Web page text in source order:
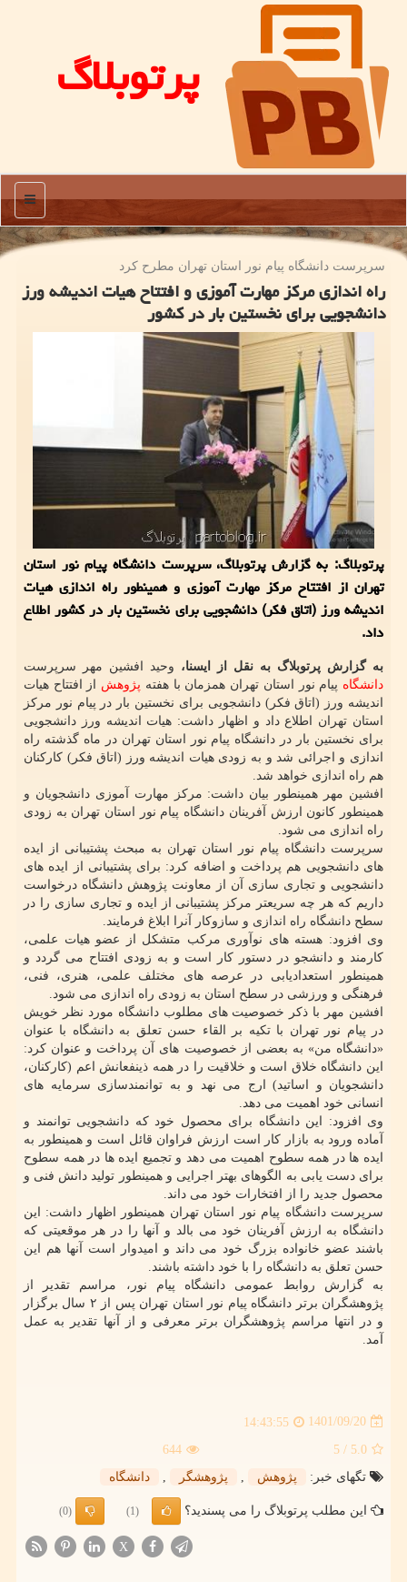
پرتوبلاگ
منو
سرپرست دانشگاه پیام نور استان تهران مطرح كرد
راه اندازی مرکز مهارت آموزی و افتتاح هیات اندیشه ورز
دانشجویی برای نخستین بار در کشور
پرتوبلاگ: به گزارش پرتوبلاگ، سرپرست دانشگاه پیام نور استان
تهران از افتتاح مرکز مهارت آموزی و همینطور راه اندازی هیات
اندیشه ورز (اتاق فکر) دانشجویی برای نخستین بار در کشور اطلاع
داد.
به گزارش پرتوبلاگ به نقل از ایسنا، وحید افشین مهر سرپرست
دانشگاه پیام نور استان تهران همزمان با هفته پژوهش از افتتاح هیات
اندیشه ورز (اتاق فکر) دانشجویی برای نخستین بار در پیام نور مرکز
استان تهران اطلاع داد و اظهار داشت: هیات اندیشه ورز دانشجویی
برای نخستین بار در دانشگاه پیام نور استان تهران در ماه گذشته راه
اندازی و اجرائی شد و به زودی هیات اندیشه ورز (اتاق فکر) کارکنان
هم راه اندازی خواهد شد.
افشین مهر همینطور بیان داشت: مرکز مهارت آموزی دانشجویان و
همینطور کانون ارزش آفرینان دانشگاه پیام نور استان تهران به زودی
راه اندازی می شود.
سرپرست دانشگاه پیام نور استان تهران به مبحث پشتیبانی از ایده
های دانشجویی هم پرداخت و اضافه کرد: برای پشتیبانی از ایده های
دانشجویی و تجاری سازی آن از معاونت پژوهش دانشگاه درخواست
داریم که هر چه سریعتر مرکز پشتیبانی از ایده و تجاری سازی را در
سطح دانشگاه راه اندازی و سازوکار آنرا ابلاغ فرمایند.
وی افزود: هسته های نوآوری مرکب متشکل از عضو هیات علمی،
کارمند و دانشجو در دستور کار است و به زودی افتتاح می گردد و
همینطور استعدادیابی در عرصه های مختلف علمی، هنری، فنی،
فرهنگی و ورزشی در سطح استان به زودی راه اندازی می شود.
افشین مهر با ذکر خصوصیت های مطلوب دانشگاه مورد نظر خویش
در پیام نور تهران با تکیه بر القاء حسن تعلق به دانشگاه با عنوان
«دانشگاه من» به بعضی از خصوصیت های آن پرداخت و عنوان کرد:
این دانشگاه خلاق است و خلاقیت را در همه ذینفعانش اعم (کارکنان،
دانشجویان و اساتید) ارج می نهد و به توانمندسازی سرمایه های
انسانی خود اهمیت می دهد.
وی افزود: این دانشگاه برای محصول خود که دانشجویی توانمند و
آماده ورود به بازار کار است ارزش فراوان قائل است و همینطور به
ایده ها در همه سطوح اهمیت می دهد و تجمیع ایده ها در همه سطوح
برای دست یابی به الگوهای بهتر اجرایی و همینطور تولید دانش فنی و
محصول جدید را از افتخارات خود می داند.
سرپرست دانشگاه پیام نور استان تهران همینطور اظهار داشت: این
دانشگاه به ارزش آفرینان خود می بالد و آنها را در هر موقعیتی که
باشند عضو خانواده بزرگ خود می داند و امیدوار است آنها هم این
حسن تعلق به دانشگاه را با خود داشته باشند.
به گزارش روابط عمومی دانشگاه پیام نور، مراسم تقدیر از
پژوهشگران برتر دانشگاه پیام نور استان تهران پس از ۲ سال برگزار
و در انتها مراسم پژوهشگران برتر معرفی و از آنها تقدیر به عمل
آمد.
1401/09/20
14:43:55
5.0
/ 5
644
تگهای خبر:
پژوهش پژوهشگر دانشگاه
این مطلب پرتوبلاگ را می پسندید؟ (1)
(0)
X